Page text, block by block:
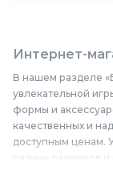
Интернет-
В нашем разделе
увлекательной
формы и
качественных и
доступным ценам.
разных размеров